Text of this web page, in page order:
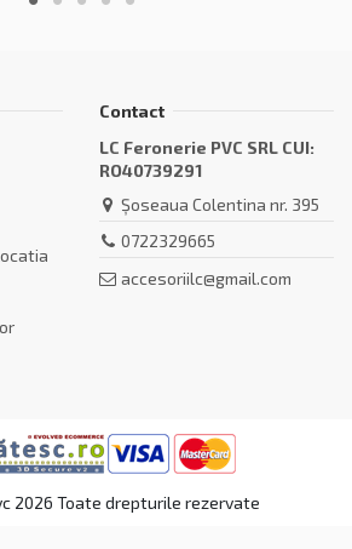
Contact
LC Feronerie PVC SRL CUI:
RO40739291
Șoseaua Colentina nr. 395
0722329665
accesoriilc@gmail.com
2026 Toate drepturile rezervate